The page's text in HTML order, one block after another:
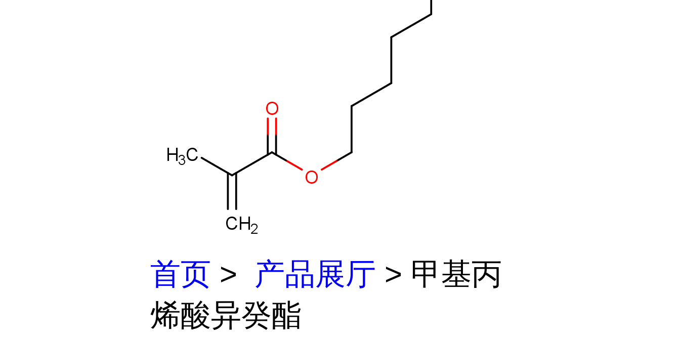
首页 > 产品展厅 > 甲基丙
烯酸异癸酯